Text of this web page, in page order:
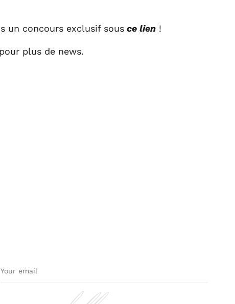
un concours exclusif sous ce lien !
plus de news.